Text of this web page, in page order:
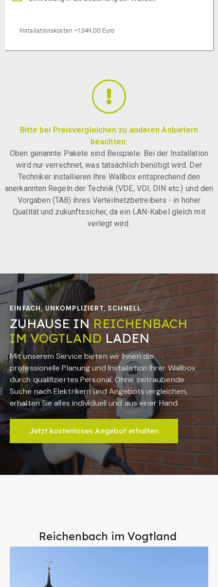
Installationskosten ~1.549,00 Euro
Bitte bei Preisvergleichen zu anderen Anbietern
beachten:
Oben genannte Pakete sind Beispiele. Bei der Installation
wird nur verrechnet, was tatsächlich benötigt wird. Der
Techniker installieren Ihre Wallbox entsprechend den
anerkannten Regeln der Technik (VDE, VDI, DIN etc.) und den
Vorgaben (TAB) ihres Verteilnetzbetreibers - in hoher
Qualität und zukunftssicher, da ein LAN-Kabel gleich mit
verlegt wird.
EINFACH, UNKOMPLIZIERT, SCHNELL
ZUHAUSE INREICHENBACH
IM VOGTLANDLADEN
Mit unserem Service bieten wir Ihnen die
professionelle Planung und Installation Ihrer Wallbox
durch qualifiziertes Personal. Ohne zeitraubende
Suche nach Elektrikern und Angebotsvergleichen,
erhalten Sie alles individuell und aus einer Hand.
Jetzt kostenloses Angebot erhalten
Reichenbach im Vogtland